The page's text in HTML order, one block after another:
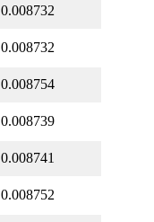
0.008732
0.008732
0.008754
0.008739
0.008741
0.008752